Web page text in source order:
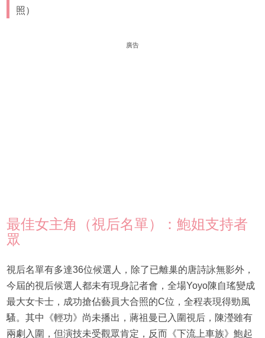
照）
廣告
最佳女主角（視后名單）：鮑姐支持者
眾
視后名單有多達36位候選人，除了已離巢的唐詩詠無影外，
今屆的視后候選人都未有現身記者會，全場Yoyo陳自瑤變成
最大女卡士，成功搶佔藝員大合照的C位，全程表現得勁風
騷。其中《輕功》尚未播出，蔣祖曼已入圍視后，陳瀅雖有
兩劇入圍，但演技未受觀眾肯定，反而《下流上車族》鮑起